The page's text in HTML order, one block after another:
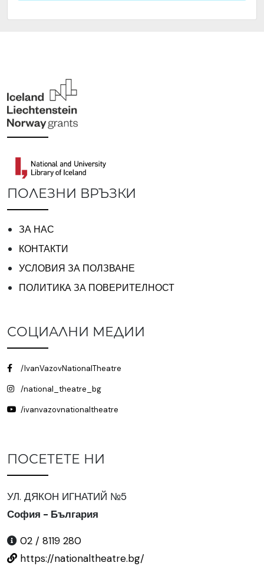
ПОЛЕЗНИ ВРЪЗКИ
ЗА НАС
КОНТАКТИ
УСЛОВИЯ ЗА ПОЛЗВАНЕ
ПОЛИТИКА ЗА ПОВЕРИТЕЛНОСТ
СОЦИАЛНИ МЕДИИ
/IvanVazovNationalTheatre
/national_theatre_bg
/ivanvazovnationaltheatre
ПОСЕТЕТЕ НИ
УЛ. ДЯКОН ИГНАТИЙ №5
София - България
02 / 8119 280
https://nationaltheatre.bg/